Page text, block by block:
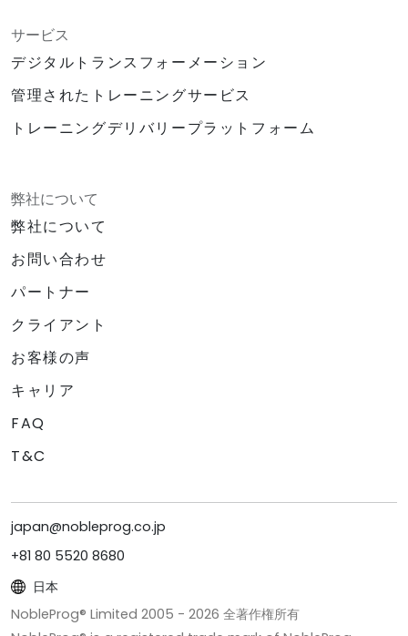
サービス
デジタルトランスフォーメーション
管理されたトレーニングサービス
トレーニングデリバリープラットフォーム
弊社について
弊社について
お問い合わせ
パートナー
クライアント
お客様の声
キャリア
FAQ
T&C
japan@nobleprog.co.jp
+81 80 5520 8680
日本
NobleProg® Limited 2005 - 2026 全著作権所有